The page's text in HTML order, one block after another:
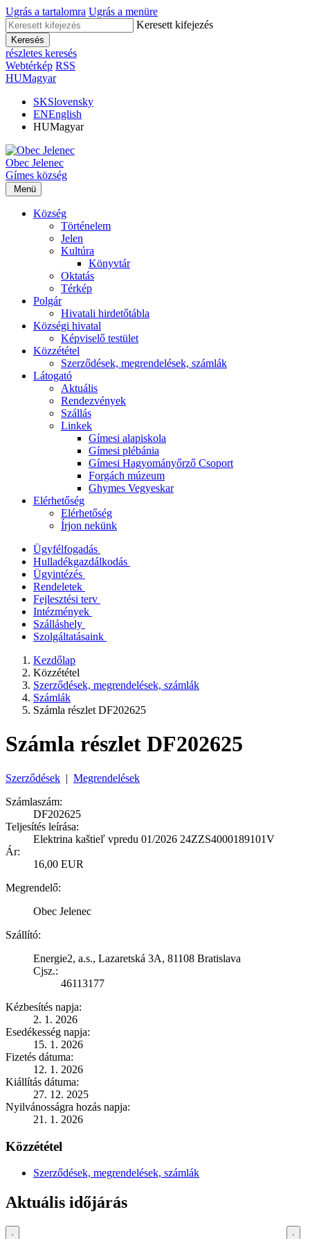
Ugrás a tartalomra Ugrás a menüre
Keresett kifejezés
Keresés
részletes keresés
Webtérkép RSS
HUMagyar
SKSlovensky
ENEnglish
HUMagyar
Obec Jelenec
Gímes község
Menü
Község
Történelem
Jelen
Kultúra
Könyvtár
Oktatás
Térkép
Polgár
Hivatali hirdetőtábla
Községi hivatal
Képviselő testület
Közzététel
Szerződések, megrendelések, számlák
Látogató
Aktuális
Rendezvények
Szállás
Linkek
Gímesi alapiskola
Gímesi plébánia
Gímesi Hagyományőrző Csoport
Forgách múzeum
Ghymes Vegyeskar
Elérhetőség
Elérhetőség
Írjon nekünk
Ügyfélfogadás
Hulladékgazdálkodás
Ügyintézés
Rendeletek
Fejlesztési terv
Intézmények
Szálláshely
Szolgáltatásaink
Kezdőlap
Közzététel
Szerződések, megrendelések, számlák
Számlák
Számla részlet DF202625
Számla részlet DF202625
Szerződések | Megrendelések
Számlaszám:
DF202625
Teljesítés leírása:
Elektrina kaštieľ vpredu 01/2026 24ZZS4000189101V
Ár:
16,00 EUR
Megrendelő:
Obec Jelenec
Szállító:
Energie2, a.s., Lazaretská 3A, 81108 Bratislava
Cjsz.:
46113177
Kézbesítés napja:
2. 1. 2026
Esedékesség napja:
15. 1. 2026
Fizetés dátuma:
12. 1. 2026
Kiállítás dátuma:
27. 12. 2025
Nyilvánosságra hozás napja:
21. 1. 2026
Közzététel
Szerződések, megrendelések, számlák
Aktuális időjárás